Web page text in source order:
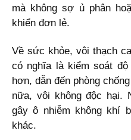
mà không sợ ủ phân
khiển đơn lẻ.
Về sức khỏe, vôi thạch
có nghĩa là kiểm soát
hơn, dẫn đến phòng
nữa, vôi không độc hại.
gây ô nhiễm không khí
khác.